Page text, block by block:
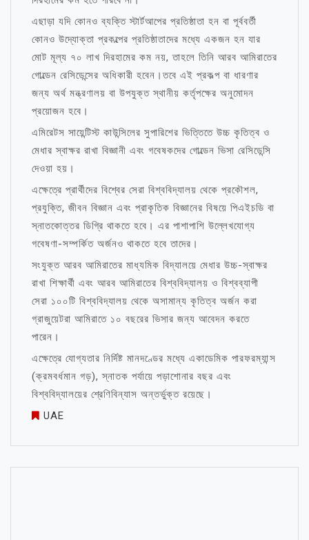
এছাড়া যদি কোনও ব্যক্তি স্টার্টআপের প্রতিষ্ঠাতা হন বা পূর্ববর্তী
কোনও উদ্যোক্তা প্রকল্পের প্রতিষ্ঠাতাদের মধ্যে একজন হন যার
মোট মূল্য ৭০ লাখ দিরহামের কম নয়, তাহলে তিনি আরব আমিরাতের
গোল্ডেন রেসিডেন্সের অধিকারী হবেন।তবে এই প্রকল্প বা ধারণার
জন্য অর্থ মন্ত্রণালয় বা উপযুক্ত স্থানীয় কর্তৃপক্ষের অনুমোদন
প্রয়োজন হবে।
এমিরেটস সায়েন্টিস্ট কাউন্সিলের সুপারিশের ভিত্তিতে উচ্চ কৃতিত্ব ও
মেধার স্বাক্ষর রাখা বিজ্ঞানী এবং গবেষকদের গোল্ডেন ভিসা রেসিডেন্সি
দেওয়া হয়।
এক্ষেত্রে প্রার্থীদের বিশ্বের সেরা বিশ্ববিদ্যালয় থেকে প্রকৌশল,
প্রযুক্তি, জীবন বিজ্ঞান এবং প্রাকৃতিক বিজ্ঞানের বিষয়ে পিএইচডি বা
স্নাতকোত্তর ডিগ্রি থাকতে হবে। এর পাশাপাশি উল্লেখযোগ্য
গবেষণা-সম্পর্কিত অর্জনও থাকতে হবে তাদের।
সংযুক্ত আরব আমিরাতের মাধ্যমিক বিদ্যালয়ে মেধার উচ্চ-স্বাক্ষর
রাখা শিক্ষার্থী এবং আরব আমিরাতের বিশ্ববিদ্যালয় ও বিশ্বব্যাপী
সেরা ১০০টি বিশ্ববিদ্যালয় থেকে অসামান্য কৃতিত্ব অর্জন করা
গ্রাজুয়েটরা আমিরাতে ১০ বছরের ভিসার জন্য আবেদন করতে
পারেন।
এক্ষেত্রে যোগ্যতার নির্দিষ্ট মানদণ্ডের মধ্যে একাডেমিক পারফরম্যান্স
(ক্রমবর্ধমান গড়), স্নাতক পর্যায়ে পড়াশোনার বছর এবং
বিশ্ববিদ্যালয়ের শ্রেণিবিন্যাস অন্তর্ভুক্ত রয়েছে।
UAE